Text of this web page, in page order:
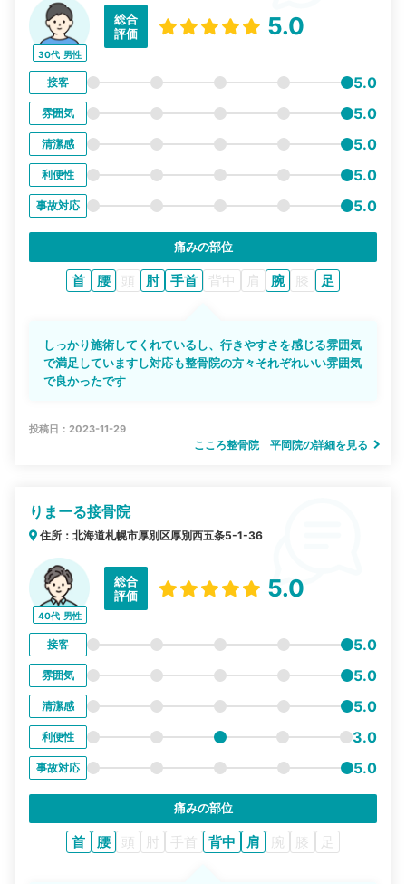
30代 男性
総合
評価
5.0
接客 5.0
雰囲気 5.0
清潔感 5.0
利便性 5.0
事故対応 5.0
痛みの部位
首 腰 頭 肘 手首 背中 肩 腕 膝 足
しっかり施術してくれているし、行きやすさを感じる雰囲気
で満足していますし対応も整骨院の方々それぞれいい雰囲気
で良かったです
投稿日：2023-11-29
こころ整骨院 平岡院の詳細を見る
りまーる接骨院
住所：北海道札幌市厚別区厚別西五条5-1-36
40代 男性
総合
評価
5.0
接客 5.0
雰囲気 5.0
清潔感 5.0
利便性 3.0
事故対応 5.0
痛みの部位
首 腰 頭 肘 手首 背中 肩 腕 膝 足